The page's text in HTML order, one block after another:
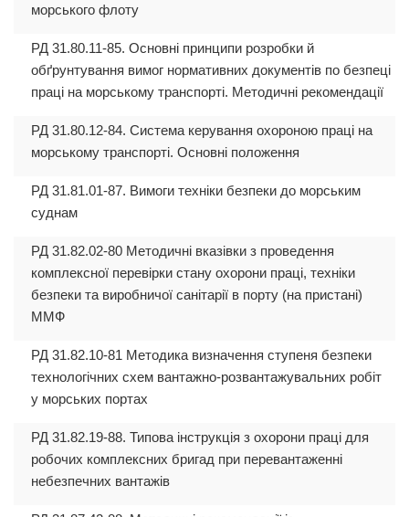
морського флоту
РД 31.80.11-85. Основні принципи розробки й
обґрунтування вимог нормативних документів по безпеці
праці на морському транспорті. Методичні рекомендації
РД 31.80.12-84. Система керування охороною праці на
морському транспорті. Основні положення
РД 31.81.01-87. Вимоги техніки безпеки до морським
суднам
РД 31.82.02-80 Методичні вказівки з проведення
комплексної перевірки стану охорони праці, техніки
безпеки та виробничої санітарії в порту (на пристані)
ММФ
РД 31.82.10-81 Методика визначення ступеня безпеки
технологічних схем вантажно-розвантажувальних робіт
у морських портах
РД 31.82.19-88. Типова інструкція з охорони праці для
робочих комплексних бригад при перевантаженні
небезпечних вантажів